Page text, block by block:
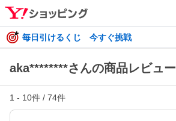
毎日引けるくじ 今すぐ挑戦
aka********さんの商品レビュー
1 - 10件 / 74件